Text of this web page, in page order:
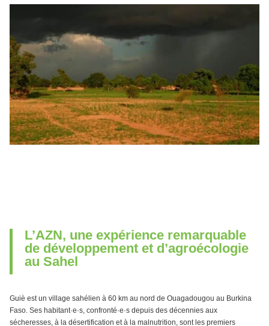
L’AZN, une expérience remarquable
de développement et d’agroécologie
au Sahel
Guiè est un village sahélien à 60 km au nord de Ouagadougou au Burkina
Faso. Ses habitant·e·s, confronté·e·s depuis des décennies aux
sécheresses, à la désertification et à la malnutrition, sont les premiers